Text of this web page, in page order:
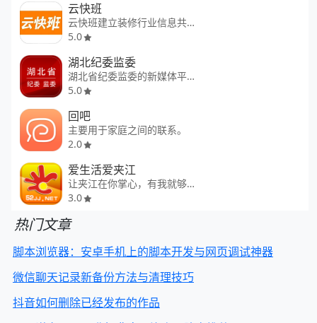
云快班
云快班建立装修行业信息共享平台
5.0
湖北纪委监委
湖北省纪委监委的新媒体平台
5.0
回吧
主要用于家庭之间的联系。
2.0
爱生活爱夹江
让夹江在你掌心，有我就够了
3.0
热门文章
脚本浏览器：安卓手机上的脚本开发与网页调试神器
微信聊天记录新备份方法与清理技巧
抖音如何删除已经发布的作品